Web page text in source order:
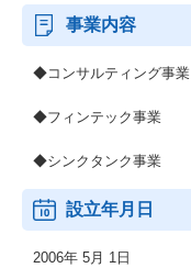
事業内容
◆コンサルティング事業
◆フィンテック事業
◆シンクタンク事業
設立年月日
2006年 5月 1日